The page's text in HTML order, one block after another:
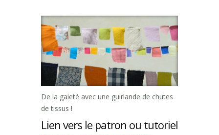
De la gaieté avec une guirlande de chutes
de tissus !
Lien vers le patron ou tutoriel